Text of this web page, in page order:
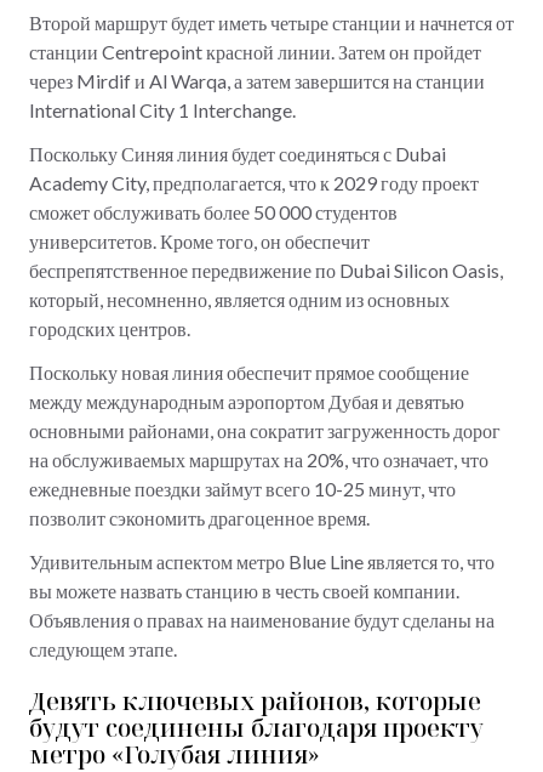
Второй маршрут будет иметь четыре станции и начнется от
станции Centrepoint красной линии. Затем он пройдет
через Mirdif и Al Warqa, а затем завершится на станции
International City 1 Interchange.
Поскольку Синяя линия будет соединяться с Dubai
Academy City, предполагается, что к 2029 году проект
сможет обслуживать более 50 000 студентов
университетов. Кроме того, он обеспечит
беспрепятственное передвижение по Dubai Silicon Oasis,
который, несомненно, является одним из основных
городских центров.
Поскольку новая линия обеспечит прямое сообщение
между международным аэропортом Дубая и девятью
основными районами, она сократит загруженность дорог
на обслуживаемых маршрутах на 20%, что означает, что
ежедневные поездки займут всего 10-25 минут, что
позволит сэкономить драгоценное время.
Удивительным аспектом метро Blue Line является то, что
вы можете назвать станцию в честь своей компании.
Объявления о правах на наименование будут сделаны на
следующем этапе.
Девять ключевых районов, которые
будут соединены благодаря проекту
метро «Голубая линия»